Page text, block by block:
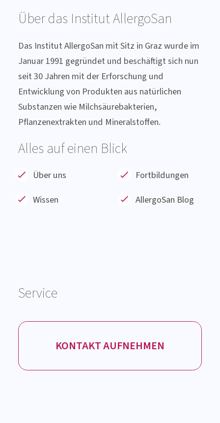
Pflanzenextrakten und Mineralstoffen.
Alles auf einen Blick
Über uns
Wissen
Fortbildungen
AllergoSan Blog
Datenschutz| Agentur:INRED| Website:WESEO